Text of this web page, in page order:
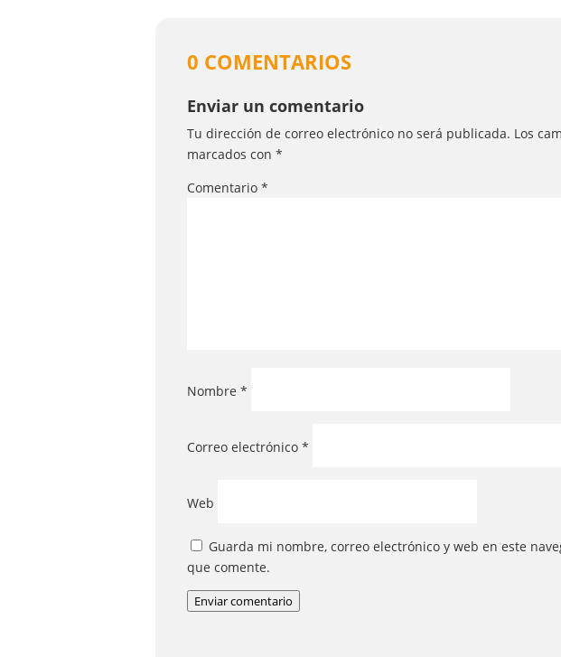
0 COMENTARIOS
Enviar un comentario
Tu dirección de correo electrónico no será publicada. Los
marcados con *
Comentario *
Nombre *
Correo electrónico *
Web
Guarda mi nombre, correo electrónico y web en este
que comente.
Enviar comentario